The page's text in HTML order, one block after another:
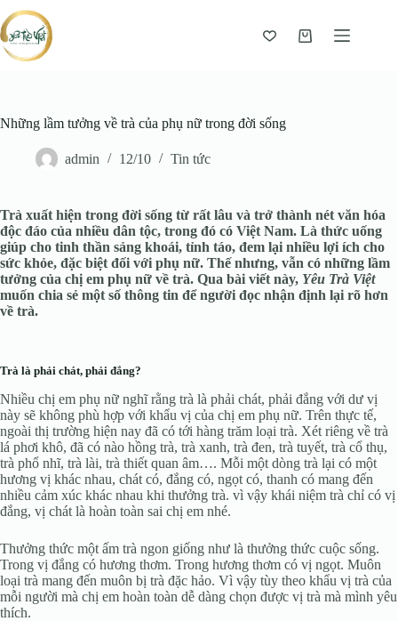
Giỏ
Những lầm tưởng về trà của phụ nữ trong đời sống
admin 12/10 Tin tức
Trà xuất hiện trong đời sống từ rất lâu và trở thành nét văn hóa
độc đáo của nhiều dân tộc, trong đó có Việt Nam. Là thức uống
giúp cho tinh thần sảng khoái, tỉnh táo, đem lại nhiều lợi ích cho
sức khỏe, đặc biệt đối với phụ nữ. Thế nhưng, vẫn có những lầm
tưởng của chị em phụ nữ về trà. Qua bài viết này, Yêu Trà Việt
muốn chia sẻ một số thông tin để người đọc nhận định lại rõ hơn
về trà.
Trà là phải chát, phải đắng?
Nhiều chị em phụ nữ nghĩ rằng trà là phải chát, phải đắng với dư vị
này sẽ không phù hợp với khẩu vị của chị em phụ nữ. Trên thực tế,
ngoài thị trường hiện nay đã có tới hàng trăm loại trà. Xét riêng về trà
lá phơi khô, đã có nào hồng trà, trà xanh, trà đen, trà tuyết, trà cổ thụ,
trà phổ nhĩ, trà lài, trà thiết quan âm…. Mỗi một dòng trà lại có một
hương vị khác nhau, chát có, đắng có, ngọt có, thanh có mang đến
nhiều cảm xúc khác nhau khi thưởng trà. vì vậy khái niệm trà chỉ có vị
đắng, vị chát là hoàn toàn sai chị em nhé.
Thưởng thức một ấm trà ngon giống như là thưởng thức cuộc sống.
Trong vị đắng có hương thơm. Trong hương thơm có vị ngọt. Muôn
loại trà mang đến muôn bị trà đặc hảo. Vì vậy tùy theo khẩu vị trà của
mỗi người mà chị em hoàn toàn dễ dàng chọn được vị trà mà mình yêu
thích.